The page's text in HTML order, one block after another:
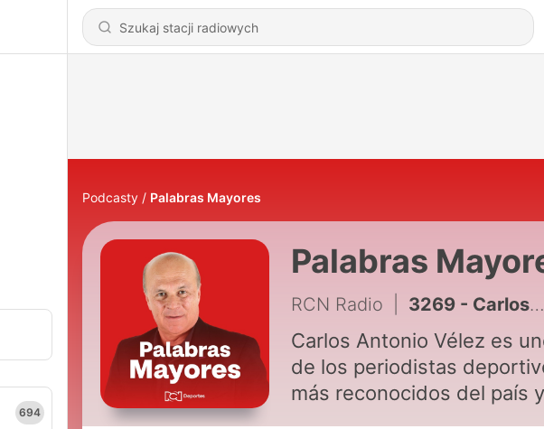
694
Podcasty Palabras Mayores
Palabras
RCN Radio 3269 - Carlos Antonio Vélez y sus Palabras Mayores del 28 de julio de 2026
Carlos Antonio Vélez es
de los periodistas
más reconocidos del país